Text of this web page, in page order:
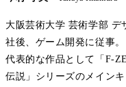
大阪芸術大学 芸術学部 デ
社後、ゲーム開発に従事。
代表的な作品として「F-
伝説」シリーズのメイン